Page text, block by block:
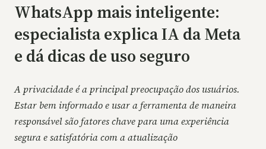
WhatsApp mais inteligente:
especialista explica IA da Meta
e dá dicas de uso seguro
A privacidade é a principal preocupação dos usuários.
Estar bem informado e usar a ferramenta de maneira
responsável são fatores chave para uma experiência
segura e satisfatória com a atualização